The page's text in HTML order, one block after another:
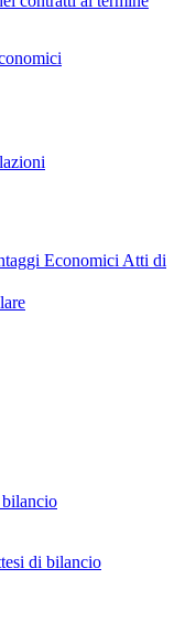
Economici Atti di
di bilancio